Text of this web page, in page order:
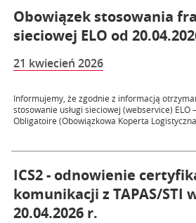
Obowiązek stosowania
sieciowej ELO od
21 kwiecień 2026
Informujemy, że zgodnie z informacją
stosowanie usługi sieciowej (webservice) ELO
Obligatoire (Obowiązkowa Koperta
ICS2 - odnowienie
komunikacji z TAPAS/STI
20.04.2026 r.